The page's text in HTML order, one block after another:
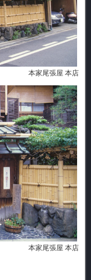
本家尾張屋 本店
本家尾張屋 本店